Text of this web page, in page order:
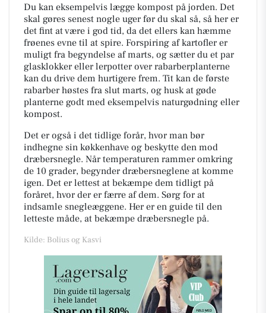
Du kan eksempelvis lægge kompost på jorden. Det
skal gøres senest nogle uger før du skal så, så her er
det fint at være i god tid, da det ellers kan hæmme
frøenes evne til at spire. Forspiring af kartofler er
muligt fra begyndelse af marts, og sætter du et par
glasklokker eller lerpotter over rabarberplanterne
kan du drive dem hurtigere frem. Tit kan de første
rabarber høstes fra slut marts, og husk at gøde
planterne godt med eksempelvis naturgødning eller
kompost.
Det er også i det tidlige forår, hvor man bør
indhegne sin køkkenhave og beskytte den mod
dræbersnegle. Når temperaturen rammer omkring
de 10 grader, begynder dræbersneglene at komme
igen. Det er lettest at bekæmpe dem tidligt på
foråret, hvor der er færre af dem. Sørg for at
indsamle snegleæggene. Her er en guide til den
letteste måde, at bekæmpe dræbersnegle på.
Kilde: Bolius og Kasvi